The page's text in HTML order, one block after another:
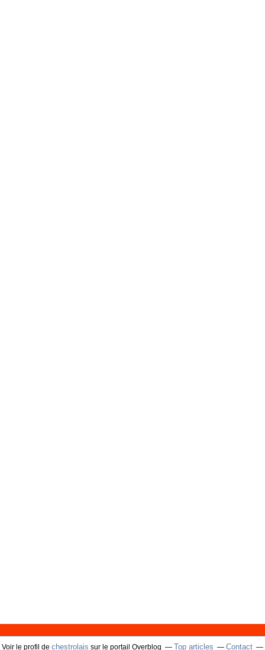
Voir le profil de chestrolais sur le portail Overblog Top articles Contact